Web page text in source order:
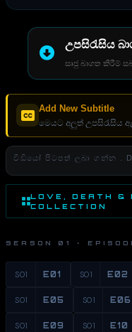
උපසිරැසිය
සෘජු බාගත කිරීම්
Add New Subtitle
මෙයට අලුත් උපසිරැසිය
වීඩියෝ පිටපත් ලබා ගන්න .
LOVE, DEATH &
COLLECTION
SEASON 01 ·
S01 E01 S01 E02
S01 E05 S01 E06
S01 E09 S01 E10